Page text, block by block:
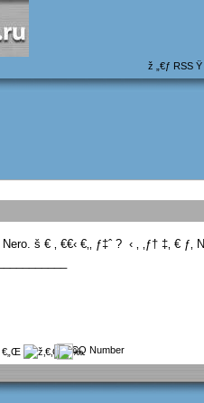
ž „€ƒ RSS Ÿ
Nero. š € ‚ €€‹ €‚‚ ƒ‡ˆ ?  ‹ ‚ ‚ƒ† ‡‚ €